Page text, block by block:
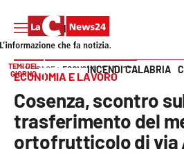
SEZIONI
Cronaca
Vai
TEMI DEL
GIORNO
INCENDI CALABRIA
HOME PAGE ECONOMIA E LAVORO
ECONOMIA E LAVORO
Cosenza, scontro
trasferimento del
ortofrutticolo di via